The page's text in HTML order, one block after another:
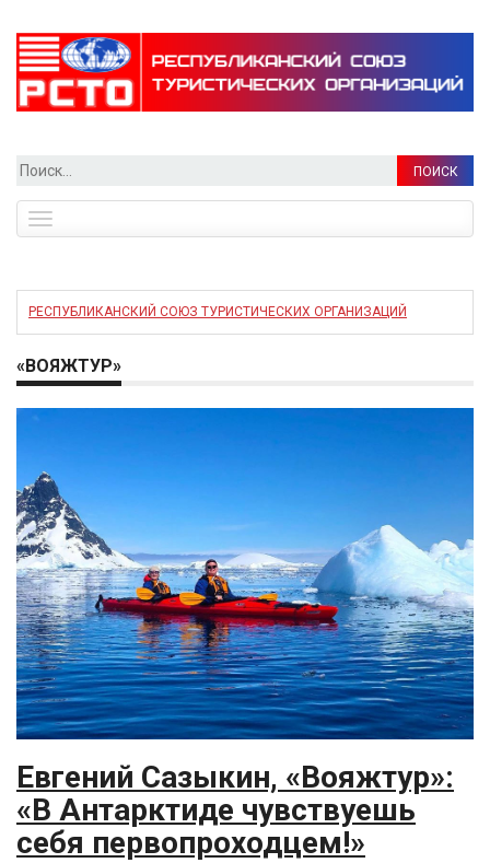
Найти:
navigation
РЕСПУБЛИКАНСКИЙ СОЮЗ ТУРИСТИЧЕСКИХ ОРГАНИЗАЦИЙ
«ВОЯЖТУР»
Евгений Сазыкин, «Вояжтур»:
«В Антарктиде чувствуешь
себя первопроходцем!»